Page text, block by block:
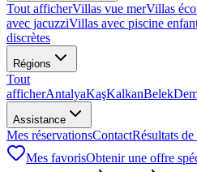
Tout afficherVillas vue merVillas
avec jacuzziVillas avec piscine
discrètes
Régions
Tout
afficherAntalyaKaşKalkanBelek
Assistance
Mes réservationsContactRésultats
Mes favorisObtenir une offre